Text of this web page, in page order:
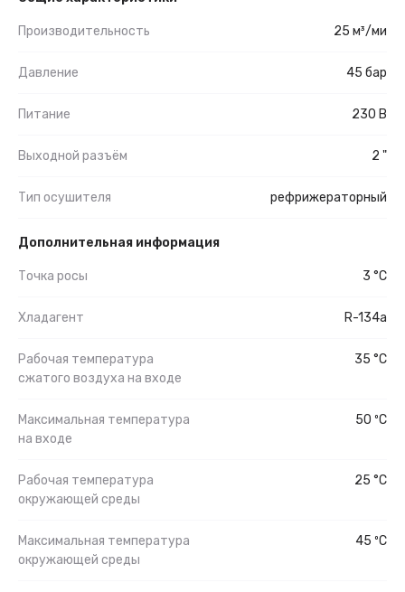
Производительность 25 м³/ми
Давление 45 бар
Питание 230 В
Выходной разъём 2 "
Тип осушителя рефрижераторный
Дополнительная информация
Точка росы 3 °C
Хладагент R-134a
Рабочая температура
сжатого воздуха на входе
35 °C
Максимальная температура
на входе
50 ºС
Рабочая температура
окружающей среды
25 °C
Максимальная температура
окружающей среды
45 ºС